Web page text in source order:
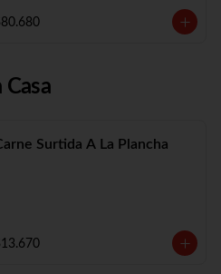
Casa
Surtida A La Plancha